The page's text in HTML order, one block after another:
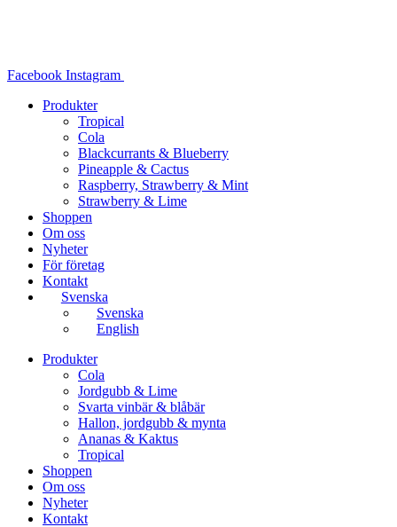
Facebook Instagram
Produkter
Tropical
Cola
Blackcurrants & Blueberry
Pineapple & Cactus
Raspberry, Strawberry & Mint
Strawberry & Lime
Shoppen
Om oss
Nyheter
För företag
Kontakt
Svenska
Svenska
English
Produkter
Cola
Jordgubb & Lime
Svarta vinbär & blåbär
Hallon, jordgubb & mynta
Ananas & Kaktus
Tropical
Shoppen
Om oss
Nyheter
Kontakt